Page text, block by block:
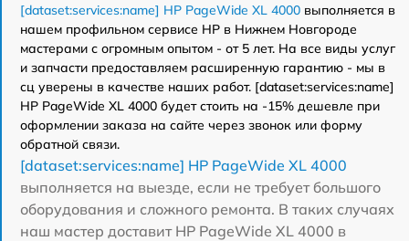
[dataset:services:name] HP PageWide XL 4000 выполняется в
нашем профильном сервисе HP в Нижнем Новгороде
мастерами с огромным опытом - от 5 лет. На все виды услуг
и запчасти предоставляем расширенную гарантию - мы в
сц уверены в качестве наших работ. [dataset:services:name]
HP PageWide XL 4000 будет стоить на -15% дешевле при
оформлении заказа на сайте через звонок или форму
обратной связи.
[dataset:services:name] HP PageWide XL 4000
выполняется на выезде, если не требует большого
оборудования и сложного ремонта. В таких случаях
наш мастер доставит HP PageWide XL 4000 в